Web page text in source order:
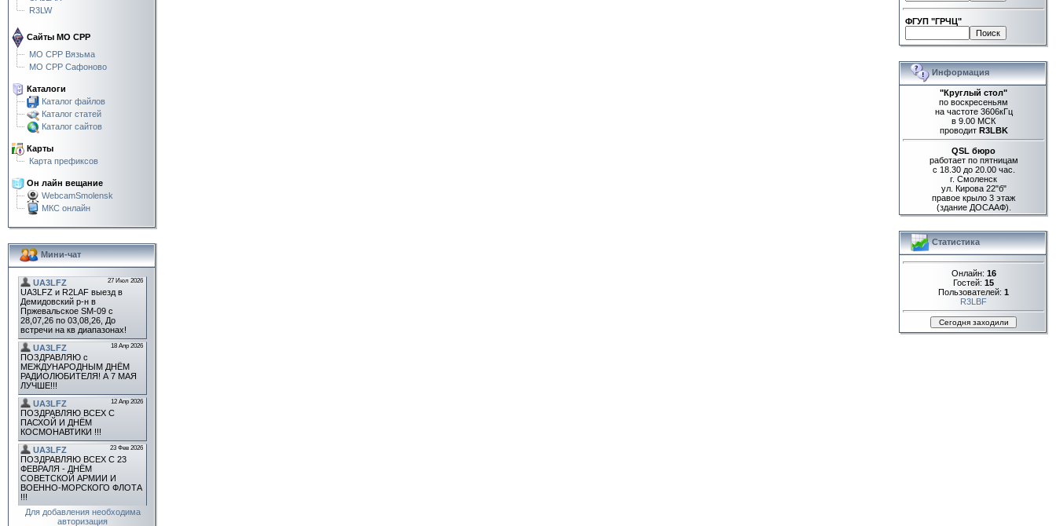
R3LW
Сайты МО СРР
МО СРР Вязьма
МО СРР Сафоново
Каталоги
Каталог файлов
Каталог статей
Каталог сайтов
Карты
Карта префиксов
Он лайн вещание
WebcamSmolensk
МКС онлайн
Мини-чат
Для добавления необходима
авторизация
ФГУП "ГРЧЦ"
Информация
"Круглый стол"
по воскресеньям
на частоте 3606кГц
в 9.00 МСК
проводит R3LBK
QSL бюро
работает по пятницам
с 18.30 до 20.00 час.
г. Смоленск
ул. Кирова 22"б"
правое крыло 3 этаж
(здание ДОСААФ).
Статистика
Онлайн: 16
Гостей: 15
Пользователей: 1
R3LBF